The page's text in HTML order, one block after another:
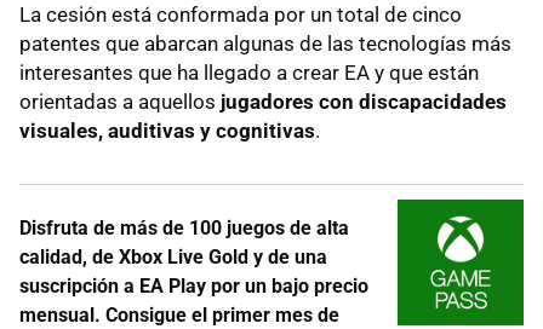
La cesión está conformada por un total de cinco
patentes que abarcan algunas de las tecnologías más
interesantes que ha llegado a crear EA y que están
orientadas a aquellos jugadores con discapacidades
visuales, auditivas y cognitivas.
Disfruta de más de 100 juegos de alta
calidad, de Xbox Live Gold y de una
suscripción a EA Play por un bajo precio
mensual. Consigue el primer mes de